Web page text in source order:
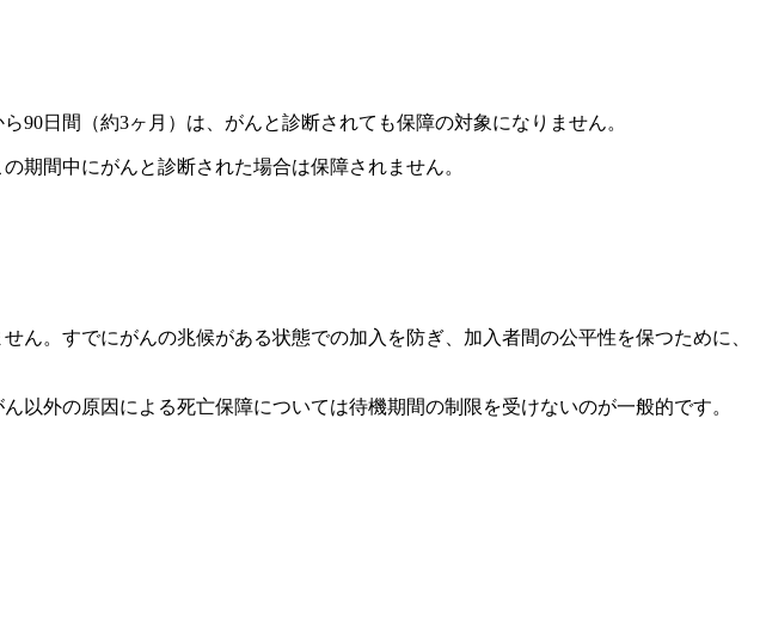
日間（約3ヶ月）は、がんと診断されても保障の対象になりません。
期間中にがんと診断された場合は保障されません。
。すでにがんの兆候がある状態での加入を防ぎ、加入者間の公平性を保つために、
外の原因による死亡保障については待機期間の制限を受けないのが一般的です。